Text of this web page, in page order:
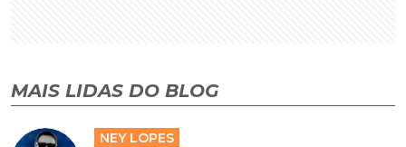
MAIS LIDAS DO BLOG
NEY LOPES